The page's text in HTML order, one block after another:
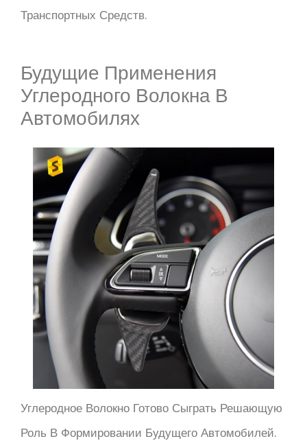
Транспортных Средств.
Будущие Применения
Углеродного Волокна В
Автомобилях
Углеродное Волокно Готово Сыграть Решающую
Роль В Формировании Будущего Автомобилей.